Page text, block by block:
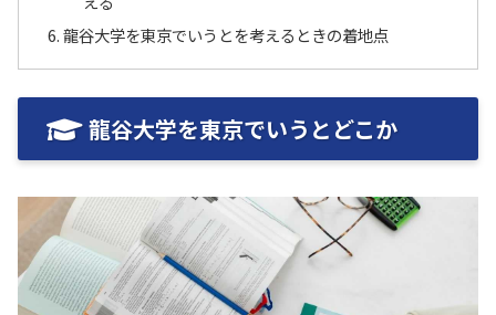
龍谷大学を東京でいうとを考えるときの着地点
龍谷大学を東京でいうとどこか